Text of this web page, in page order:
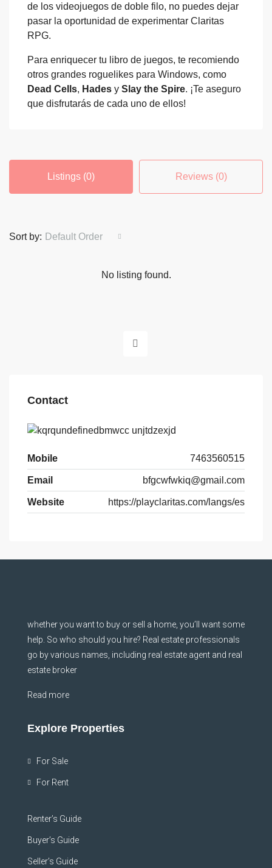
de los videojuegos de doble filo, no puedes dejar
pasar la oportunidad de experimentar Claritas
RPG.
Para enriquecer tu libro de juegos, te recomiendo
otros grandes roguelikes para Windows, como
Dead Cells, Hades y Slay the Spire. ¡Te aseguro
que disfrutarás de cada uno de ellos!
Listings (0) Reviews (0)
Sort by: Default Order
No listing found.
Contact
Mobile 7463560515
Email bfgcwfwkiq@gmail.com
Website https://playclaritas.com/langs/es
whether you want to buy or sell a home, you’ll want some
help. So who should you hire? Real estate professionals
go by various names, including real estate agent and real
estate broker
Read more
Explore Properties
For Sale
For Rent
Renter’s Guide
Buyer’s Guide
Seller’s Guide